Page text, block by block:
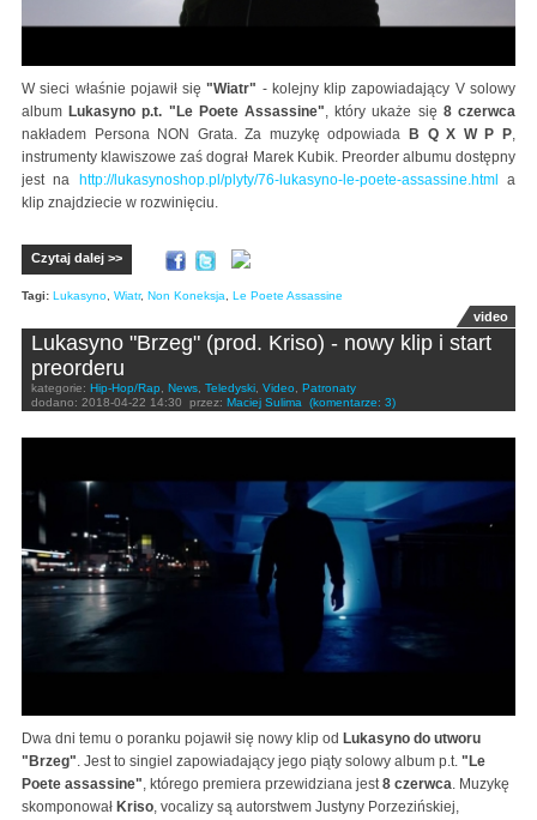
W sieci właśnie pojawił się"Wiatr" - kolejny klip zapowiadający V solowy
album Lukasyno p.t. "Le Poete Assassine", który ukaże się 8 czerwca
nakładem Persona NON Grata. Za muzykę odpowiada
B Q X W P P,
instrumenty klawiszowe zaś dograł Marek Kubik. Preorder albumu dostępny
jest na http://lukasynoshop.pl/plyty/76-lukasyno-le-poete-assassine.html
a
klip znajdziecie w rozwinięciu.
Czytaj dalej >>
Tagi: Lukasyno, Wiatr, Non Koneksja, Le Poete Assassine
video
Lukasyno "Brzeg" (prod. Kriso) - nowy klip i start
preorderu
kategorie: Hip-Hop/Rap, News, Teledyski, Video, Patronaty
dodano: 2018-04-22 14:30 przez: Maciej Sulima (komentarze: 3)
Dwa dni temu o poranku pojawił się nowy klip od Lukasyno do utworu
"Brzeg". Jest to singiel zapowiadający jego piąty solowy album p.t. "Le
Poete assassine", którego premiera przewidziana jest8 czerwca. Muzykę
skomponował Kriso, vocalizy są autorstwem Justyny Porzezińskiej,